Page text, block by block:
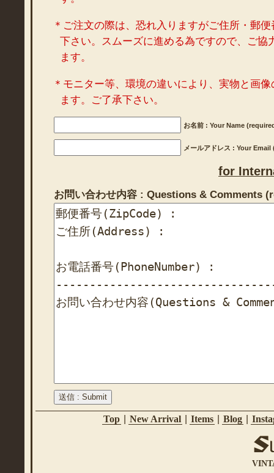
＊ご注文の際は、恐れ入りますがご住所・郵
下さい。スムーズに進める為ですので、ご協
ます。
＊モニター等、環境の違いにより、実物と画
ます。ご了承下さい。
お名前 : Your Name
メールアドレス : Your
for
お問い合わせ内容 : Questions & Comments
Top New Arrival Items Blog